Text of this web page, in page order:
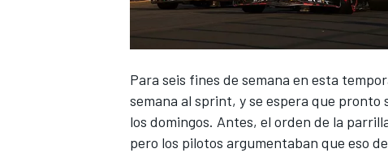
Para seis fines de semana en esta
semana al sprint, y se espera que pronto
los domingos. Antes, el orden de la
pero los pilotos argumentaban que eso